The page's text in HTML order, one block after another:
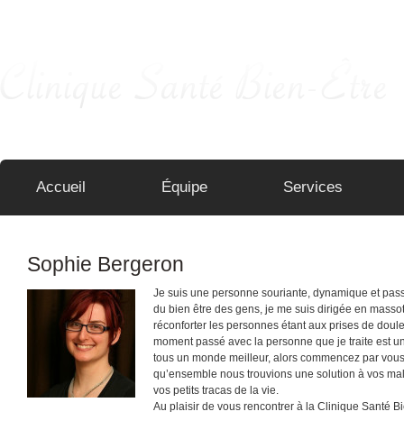
Accueil Équipe Services
Sophie Bergeron
Je suis une personne souriante, dynamique et
du bien être des gens, je me suis dirigée en
réconforter les personnes étant aux prises de
moment passé avec la personne que je traite est
tous un monde meilleur, alors commencez par
qu’ensemble nous trouvions une solution à vos
vos petits tracas de la vie.
Au plaisir de vous rencontrer à la Clinique Santé